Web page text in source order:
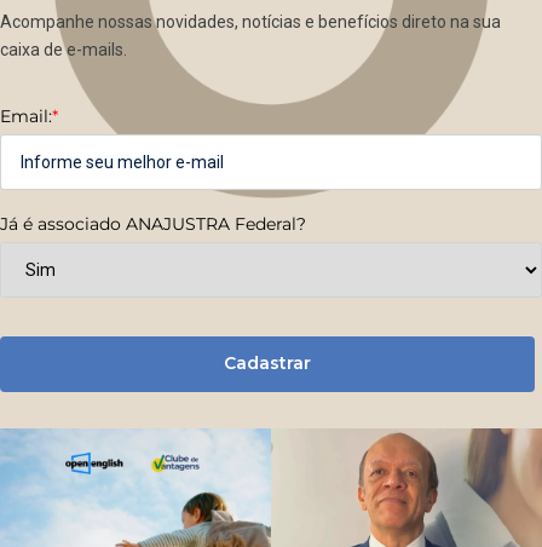
Acompanhe nossas novidades, notícias e benefícios direto na sua
caixa de e-mails.
Email:*
Já é associado ANAJUSTRA Federal?
Cadastrar